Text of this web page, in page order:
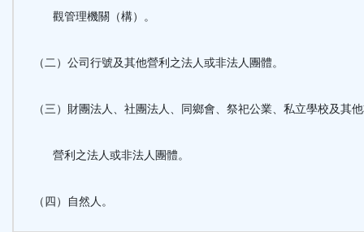
觀管理機關（構）。
（二）公司行號及其他營利之法人或非法人團體。
（三）財團法人、社團法人、同鄉會、祭祀公業、私立學校及其
營利之法人或非法人團體。
（四）自然人。